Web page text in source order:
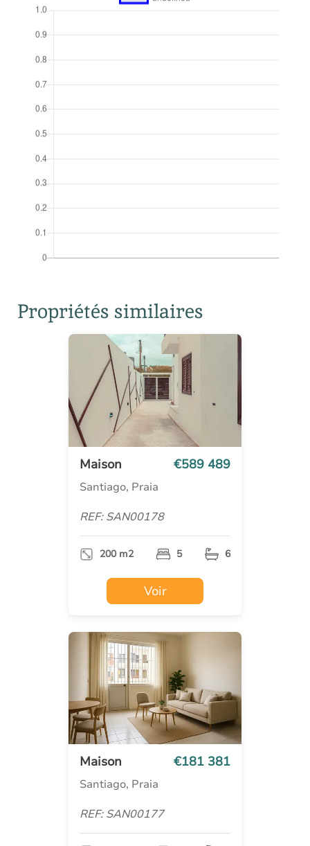
Propriétés similaires
Maison €589 489
Santiago, Praia
REF: SAN00178
200 m2 5 6
Voir
Maison €181 381
Santiago, Praia
REF: SAN00177